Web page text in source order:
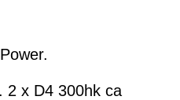
2 x D4 300hk ca